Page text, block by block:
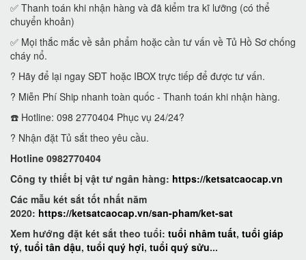
✅ Thanh toán khi nhận hàng và đã kiểm tra kĩ lưỡng (có thể
chuyển khoản)
✅ Mọi thắc mắc về sản phẩm hoặc cần tư vấn về Tủ Hồ Sơ chống
cháy nổ.
? Hãy để lại ngay SĐT hoặc IBOX trực tiếp để được tư vấn.
? Miễn Phí Ship nhanh toàn quốc - Thanh toán khi nhận hàng.
☎️ Hotline: 098 2770404 Phục vụ 24/24?
? Nhận đặt Tủ sắt theo yêu cầu.
Hotline 0982770404
Công ty thiết bị vật tư ngân hàng: https://ketsatcaocap.vn
Các mẫu két sắt tốt nhất năm
2020: https://ketsatcaocap.vn/san-pham/ket-sat
Xem hướng đặt két sắt theo tuổi: tuổi nhâm tuất, tuổi giáp
tý, tuổi tân dậu, tuổi quý hợi, tuổi quý sửu...